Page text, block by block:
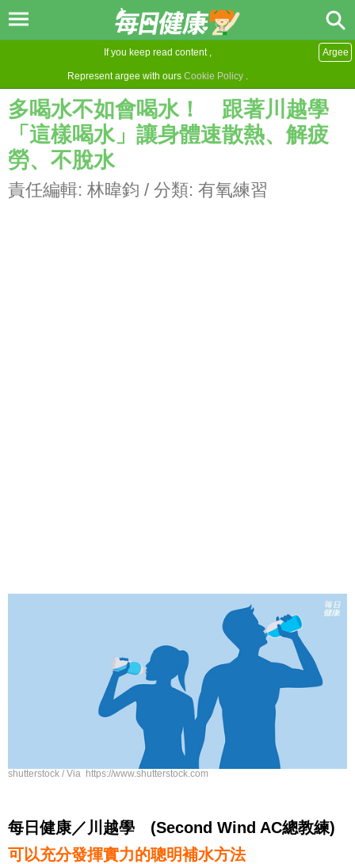
If you keep read content ,
Represent argee with ours Cookie Policy .
Argee
多喝水不如會喝水！ 跟著川越學
「這樣喝水」讓身體速散熱、解疲
勞、不脫水
責任編輯: 林暐鈞 / 分類: 有氧練習
shutterstock / Via https://www.shutterstock.com
每日健康／川越學 (Second Wind AC總教練)
可以充分發揮實力的聰明補水方法